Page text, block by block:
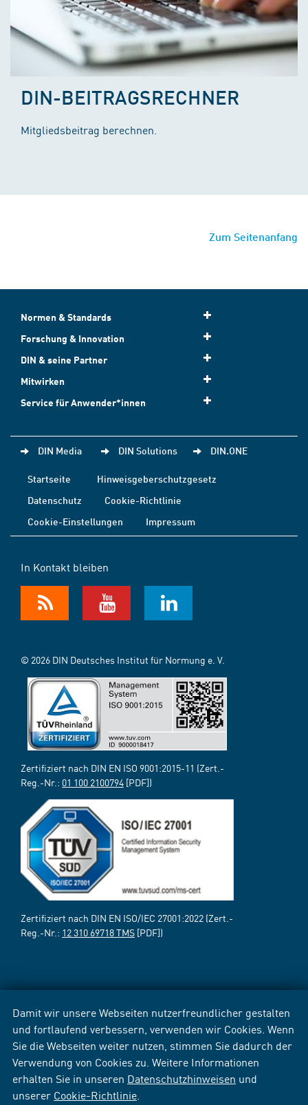
Damit wir unsere Webseiten nutzerfreundlicher gestalten
und fortlaufend verbessern, verwenden wir Cookies. Wenn
Sie die Webseiten weiter nutzen, stimmen Sie dadurch der
Verwendung von Cookies zu. Weitere Informationen
erhalten Sie in unseren Datenschutzhinweisen und
unserer Cookie-Richtlinie
DIN-BEITRAGSRECHNER
Mitgliedsbeitrag berechnen.
Zum Seitenanfang
Normen & Standards
Forschung & Innovation
DIN & seine Partner
Mitwirken
Service für Anwender*innen
DIN Media DIN Solutions DIN.ONE
Startseite
Hinweisgeberschutzgesetz
Datenschutz
Cookie-Richtlinie
Cookie-Einstellungen
Impressum
In Kontakt bleiben
© 2026 DIN Deutsches Institut für Normung e. V.
Zertifiziert nach DIN EN ISO 9001:2015-11 (Zert.-
Reg.-Nr.: 01 100 2100794 [PDF])
Zertifiziert nach DIN EN ISO/IEC 27001:2022 (Zert.-
Reg.-Nr.: 12 310 69718 TMS [PDF])